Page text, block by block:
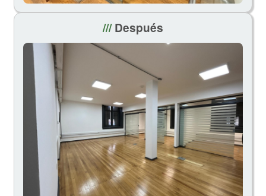
///Después